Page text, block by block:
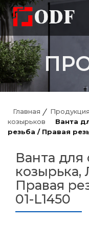
Главная Продукция
козырьков
Ванта
резьба / Правая
Ванта для
козырька,
Правая
01-L1450